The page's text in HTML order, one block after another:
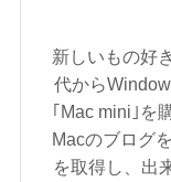
新しいもの好
代から
｢Mac mini｣を
Macのブログ
を取得し、出